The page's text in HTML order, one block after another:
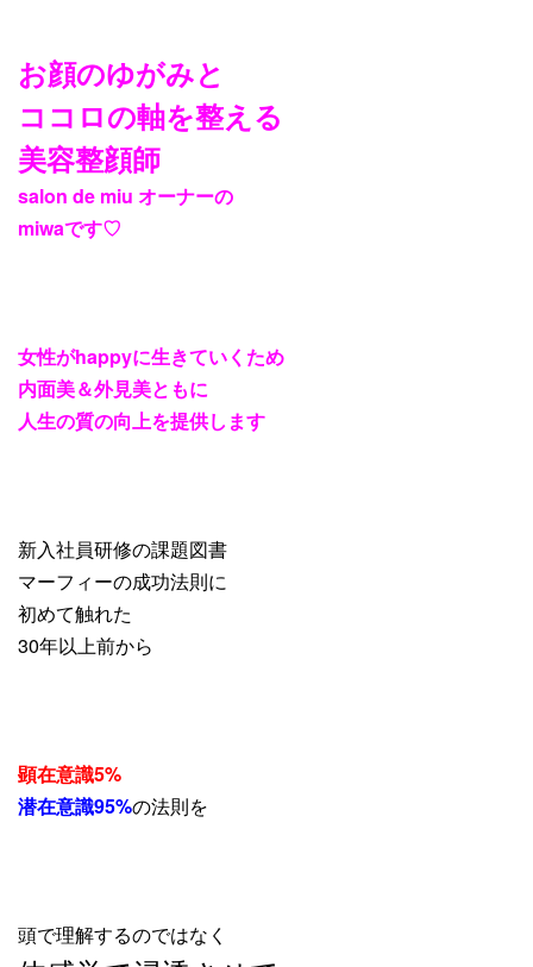
お顔のゆがみと
ココロの軸を整える
美容整顔師
salon de miu オーナーの
miwaです♡
女性がhappyに生きていくため
内面美＆外見美ともに
人生の質の向上を提供します
新入社員研修の課題図書
マーフィーの成功法則に
初めて触れた
30年以上前から
顕在意識5%
潜在意識95%の法則を
頭で理解するのではなく